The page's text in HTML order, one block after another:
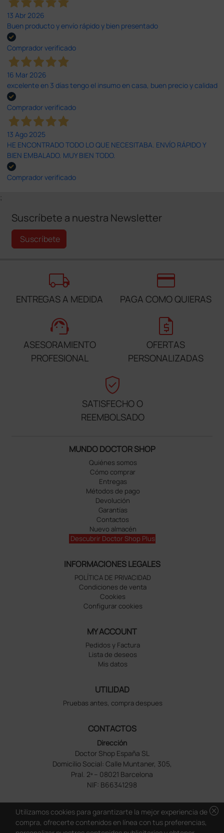
13 Abr 2026
Buen producto y envío rápido y bien presentado
Comprador verificado
16 Mar 2026
excelente en 3 días tengo el insumo en casa, buen precio y calidad
Comprador verificado
13 Ago 2025
HE ENCONTRADO TODO LO QUE NECESITABA. ENVÍO RÁPIDO Y
BIEN EMBALADO. MUY BIEN TODO.
Comprador verificado
;
Suscríbete a nuestra Newsletter
Suscríbete
local_shipping
ENTREGAS A MEDIDA
credit_card
PAGA COMO QUIERAS
support_agent
ASESORAMIENTO
PROFESIONAL
request_quote
OFERTAS
PERSONALIZADAS
verified_user
SATISFECHO O
REEMBOLSADO
MUNDO DOCTOR SHOP
Quiénes somos
Cómo comprar
Entregas
Métodos de pago
Devolución
Garantías
Contactos
Nuevo almacén
Descubrir Doctor Shop Plus
INFORMACIONES LEGALES
POLÍTICA DE PRIVACIDAD
Condiciones de venta
Cookies
Configurar cookies
MY ACCOUNT
Pedidos y Factura
Lista de deseos
Mis datos
UTILIDAD
Pruebas antes, compra despues
CONTACTOS
Dirección
Doctor Shop España SL
Domicilio Social: Calle Muntaner, 305,
Pral. 2ª – 08021 Barcelona
NIF: B66341298
cancel
Utilizamos cookies para garantizarte la mejor experiencia de
compra, ofrecerte contenidos en línea con tus preferencias,